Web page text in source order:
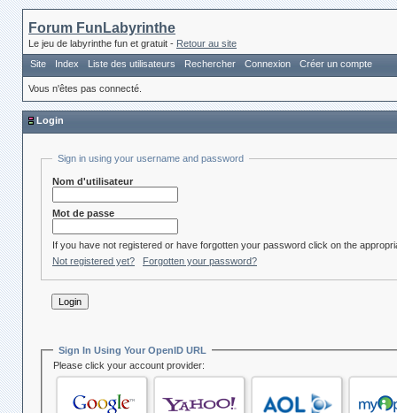
Forum FunLabyrinthe
Le jeu de labyrinthe fun et gratuit - Retour au site
Site
Index Liste des utilisateurs Rechercher Connexion Créer un compte
Vous n'êtes pas connecté.
Login
Sign in using your username and password
Nom d'utilisateur
Mot de passe
If you have not registered or have forgotten your password click on the
Not registered yet?
Forgotten your password?
Sign In Using Your OpenID URL
Please click your account provider: